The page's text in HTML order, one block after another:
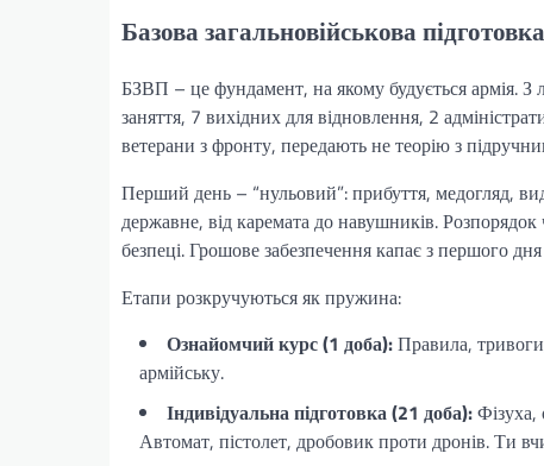
Базова загальновійськова
БЗВП – це фундамент, на якому будується армія.
заняття, 7 вихідних для відновлення, 2
ветерани з фронту, передають не теорію з
Перший день – “нульовий”: прибуття, медогляд,
державне, від каремата до навушників.
безпеці. Грошове забезпечення капає з першого
Етапи розкручуються як пружина:
Ознайомчий курс (1 доба):Правила,
армійську.
Індивідуальна підготовка (21 доба):Фізуха,
Автомат, пістолет, дробовик проти дронів. Ти